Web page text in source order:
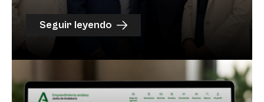
Seguir leyendo